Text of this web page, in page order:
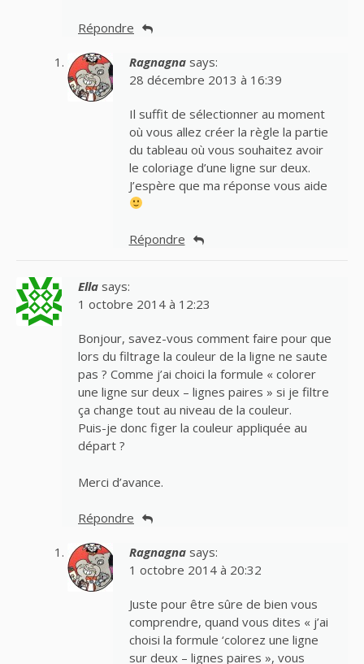
Répondre
Ragnagna says:
28 décembre 2013 à 16:39
Il suffit de sélectionner au moment
où vous allez créer la règle la partie
du tableau où vous souhaitez avoir
le coloriage d’une ligne sur deux.
J’espère que ma réponse vous aide
Répondre
Ella says:
1 octobre 2014 à 12:23
Bonjour, savez-vous comment faire pour que
lors du filtrage la couleur de la ligne ne saute
pas ? Comme j’ai choici la formule « colorer
une ligne sur deux – lignes paires » si je filtre
ça change tout au niveau de la couleur.
Puis-je donc figer la couleur appliquée au
départ ?
Merci d’avance.
Répondre
Ragnagna says:
1 octobre 2014 à 20:32
Juste pour être sûre de bien vous
comprendre, quand vous dites « j’ai
choisi la formule ‘colorez une ligne
sur deux – lignes paires », vous